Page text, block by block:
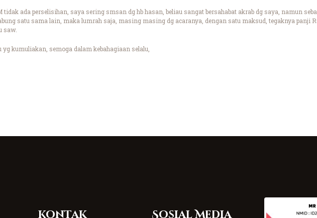
tidak ada perselisihan, saya sering smsan dg hb hasan, beliau sangat bersahabat akrab dg saya, namun
satu sama lain, maka lumrah saja, masing masing dg acaranya, dengan satu maksud, tegaknya panji
saw.
kumuliakan, semoga dalam kebahagiaan selalu,
Kontak Sosial Media